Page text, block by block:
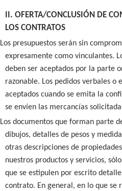
II. OFERTA/CONCLUSIÓN DE
LOS CONTRATOS
Los presupuestos serán sin
expresamente como vinculantes.
deben ser aceptados por la parte
razonable. Los pedidos verbales o
aceptados cuando se emita la
se envíen las mercancías
Los documentos que forman parte
dibujos, detalles de pesos y
otras descripciones de
nuestros productos y servicios,
que se estipulen por escrito
contrato. En general, en lo que se